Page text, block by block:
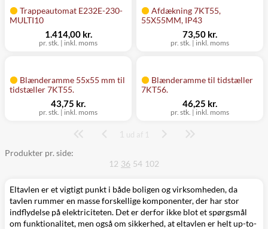
Trappeautomat E232E-230-
MULTI10
pr. stk. | inkl. moms
1.414,00 kr.
Afdækning 7KT55,
55X55MM, IP43
pr. stk. | inkl. moms
73,50 kr.
Blænderamme 55x55 mm til
tidstæller 7KT55.
pr. stk. | inkl. moms
43,75 kr.
Blænderamme til tidstæller
7KT56.
pr. stk. | inkl. moms
46,25 kr.
Side
1 ud af 1
Produkter pr. side:
12 36 54 102
Eltavlen er et vigtigt punkt i både boligen og virksomheden, da
tavlen rummer en masse forskellige komponenter, der har stor
indflydelse på elektriciteten. Det er derfor ikke blot et spørgsmål
om funktionalitet, men også om sikkerhed, at eltavlen er helt up-to-